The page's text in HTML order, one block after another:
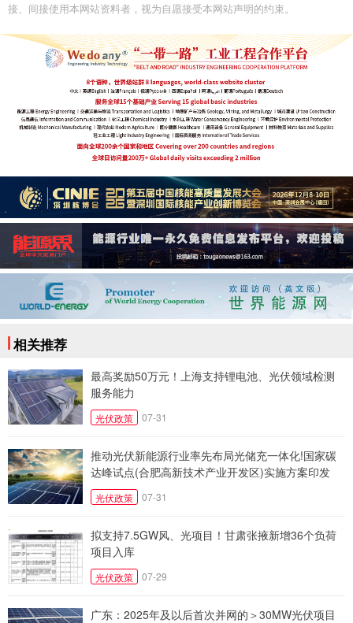
接、间接使用本网站资料者，视为自愿接受本网站声明的约束。
相关推荐
最高奖励50万元！上海支持锂电池、光伏领域检测
服务能力
光伏政策 07-31
推动光伏新能源行业率先布局光储充一体化!国家碳
达峰试点(合肥高新技术产业开发区)实施方案印发
光伏政策 07-31
拟支持7.5GW风、光项目！甘肃张掖新增36个负荷
项目入库
光伏政策 07-29
广东：2025年及以后首次并网的＞30MW光伏项目